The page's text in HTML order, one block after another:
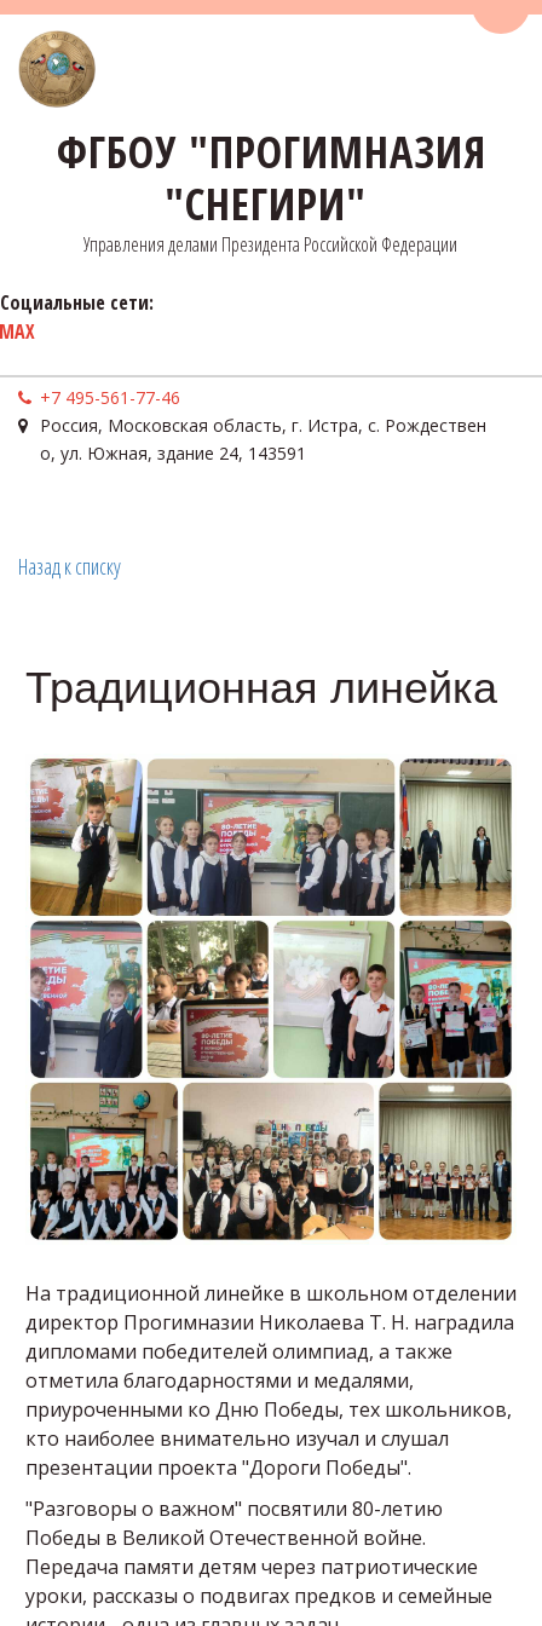
ФГБОУ "ПРОГИМНАЗИЯ
"СНЕГИРИ"
Управления делами Президента Российской Федерации
Социальные сети:
MAX
+7 495-561-77-46
Россия, Московская область, г. Истра, с. Рождествен
о, ул. Южная, здание 24, 143591
Назад к списку
Традиционная линейка
На традиционной линейке в школьном отделении
директор Прогимназии Николаева Т. Н. наградила
дипломами победителей олимпиад, а также
отметила благодарностями и медалями,
приуроченными ко Дню Победы, тех школьников,
кто наиболее внимательно изучал и слушал
презентации проекта "Дороги Победы".
"Разговоры о важном" посвятили 80-летию
Победы в Великой Отечественной войне.
Передача памяти детям через патриотические
уроки, рассказы о подвигах предков и семейные